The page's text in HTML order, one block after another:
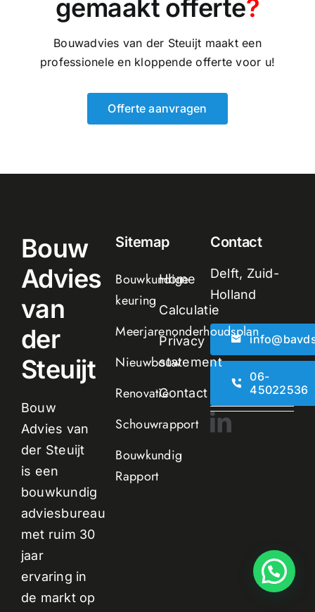
gemaakt offerte?
Bouwadvies van der Steuijt maakt een
professionele en kloppende offerte voor u!
Offerte aanvragen
Bouw
Advies
van
der
Steuijt
Bouw
Advies van
der Steuijt
is een
bouwkundig
adviesbureau
met ruim 30
jaar
ervaring in
de markt op
Sitemap
Bouwkundige
keuring
Meerjarenonderhoudsplan
Nieuwbouw
Renovatie
Schouwrapport
Bouwkundig
Rapport
Home
Calculatie
Privacy
statement
Contact
Contact
Delft, Zuid-
Holland
06-
45022536